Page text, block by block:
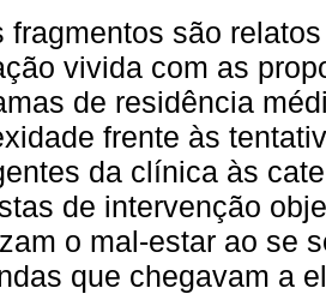
fragmentos são
vivida com as
de residência
frente às
da clínica às
de intervenção
o mal-estar ao se
que chegavam a